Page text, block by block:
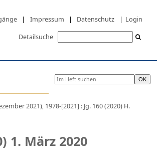
| Impressum | Datenschutz | Login
Detailsuche
2021), 1978-[2021] : Jg. 160 (2020) H.
1. März 2020